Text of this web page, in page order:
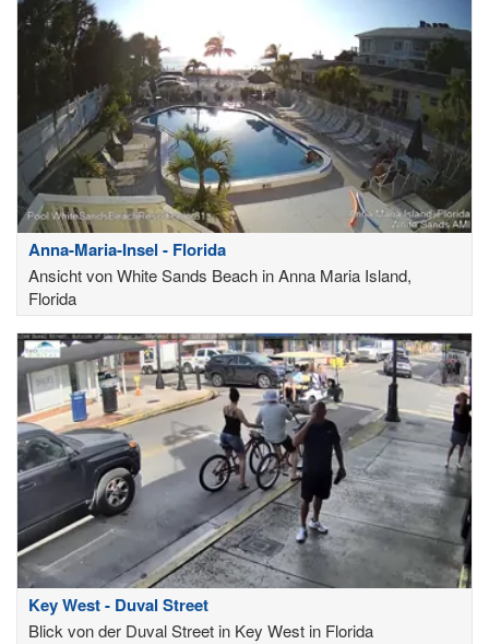
Anna-Maria-Insel - Florida
Ansicht von White Sands Beach in Anna Maria Island,
Florida
Key West - Duval Street
Blick von der Duval Street in Key West in Florida